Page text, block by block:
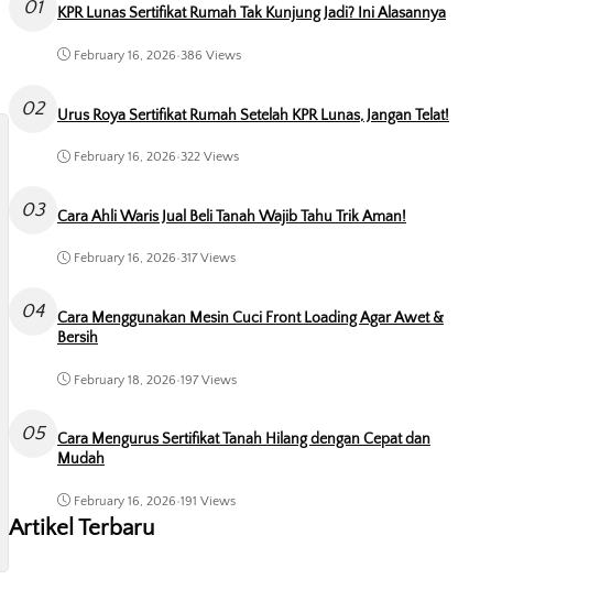
01 KPR Lunas Sertifikat Rumah Tak Kunjung Jadi? Ini Alasannya
February 16, 2026•386 Views
02 Urus Roya Sertifikat Rumah Setelah KPR Lunas, Jangan Telat!
February 16, 2026•322 Views
03 Cara Ahli Waris Jual Beli Tanah Wajib Tahu Trik Aman!
February 16, 2026•317 Views
04
Cara Menggunakan Mesin Cuci Front Loading Agar Awet &
Bersih
February 18, 2026•197 Views
05
Cara Mengurus Sertifikat Tanah Hilang dengan Cepat dan
Mudah
February 16, 2026•191 Views
Artikel Terbaru